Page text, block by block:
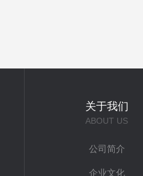
关于我们
ABOUT US
公司简介
企业文化